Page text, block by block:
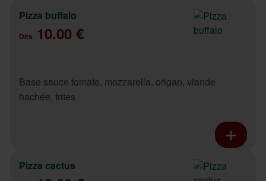
Pizza buffalo
Dès 10.00 €
Base sauce tomate, mozzarella, origan, viande
hachée, frites
Pizza cactus